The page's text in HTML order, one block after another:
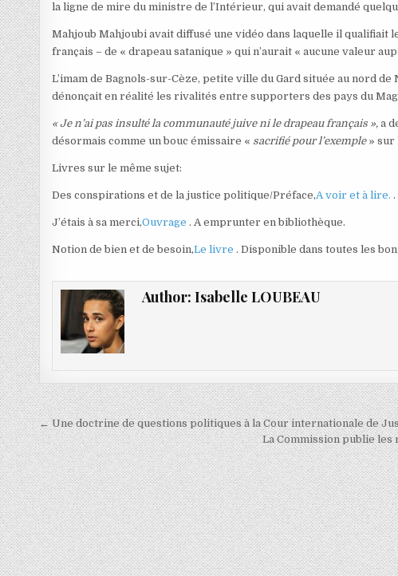
la ligne de mire du ministre de l’Intérieur, qui avait demandé
Mahjoub Mahjoubi avait diffusé une vidéo dans laquelle il qualifiait
français – de « drapeau satanique » qui n’aurait « aucune valeur
L’imam de Bagnols-sur-Cèze, petite ville du Gard située au nord
dénonçait en réalité les rivalités entre supporters des pays du
« Je n’ai pas insulté la communauté juive ni le drapeau français », a
désormais comme un bouc émissaire « sacrifié pour l’exemple» sur
Livres sur le même sujet:
Des conspirations et de la justice politique/Préface,A voir et à lire..
J’étais à sa merci,Ouvrage. A emprunter en bibliothèque.
Notion de bien et de besoin,Le livre. Disponible dans toutes les
Author: Isabelle LOUBEAU
Navigation
de
l’article
← Une doctrine de questions politiques à la Cour internationale de
La Commission publie